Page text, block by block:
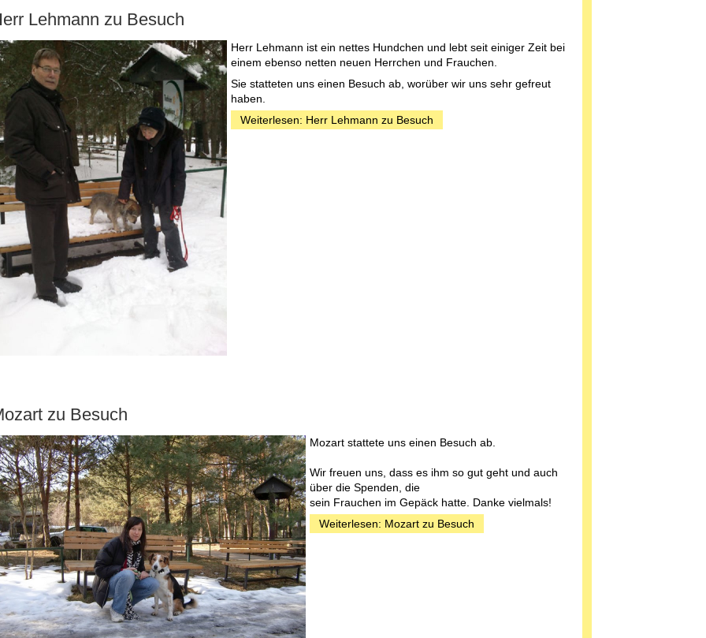
Lehmann zu Besuch
Herr Lehmann ist ein nettes Hundchen und lebt seit einiger Zeit bei
einem ebenso netten neuen Herrchen und Frauchen.
Sie statteten uns einen Besuch ab, worüber wir uns sehr gefreut
haben.
Weiterlesen: Herr Lehmann zu Besuch
zu Besuch
Mozart stattete uns einen Besuch ab.
Wir freuen uns, dass es ihm so gut geht und auch
über die Spenden, die
sein Frauchen im Gepäck hatte. Danke vielmals!
Weiterlesen: Mozart zu Besuch